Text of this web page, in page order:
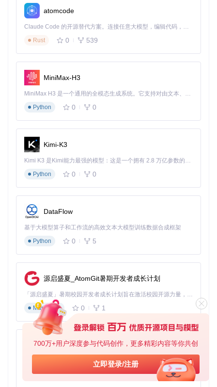
700万+用户深度参与代码创作，更多精彩内容等你共创
立即登录/注册
深
度
控
控件树遍
础点击输
面元素
状
态
反
馈
息
无状态反
能验证操作是否成功执
性
耗
中低 低
核心实现代码示例：
def activate_wechat_window ():
"""激活微信窗口并前置显示"""
# 查找微信主窗口句柄(Windows系统中标识窗口的唯一ID)
    hwnd = win32gui.FindWindow(
'WeChatMainWndForPC',
if not hwnd:
    win32gui.SetForegroundWindow(hwnd)
    win32gui.ShowWindow(hwnd, win32con.SW_RESTORE)
调试技巧专栏
控件识别技巧
息，建立控件识别规则库。对于可能变化的控件属性，采
用"多条件组合定位"策略提高稳定性。
⚠️操作时序控制：在模拟点击和输入之间添加适当延迟（通常
300-500ms），避免微信客户端来不及响应导致操作失败。可
根据机器性能动态调整延迟参数。
如何设计高效的多线程群发引擎？
线程池管理就像餐厅服务员调度系统——太少服务员导致顾客
等待，太多则造成资源浪费。WeChat-mass-msg采用动态线
atomcode
Claude Code 的开源替代方案。连接任意大模型，编辑代码，运行命令，自动验证 — 全自动执行。用 Rust 构建，极致性能。 ｜ An open-source alternative to Claude Code. Connect any LLM, edit code, run commands, and verify changes — autonomously. Built in Rust for speed. Get Started
Rust
0 539
MiniMax-H3
MiniMax H3 是一个通用的全模态生成系统。它支持对由文本、图像、视频和音频组成的多模态上下文进行统一理解，并能生成分辨率高达 2K、时长可达 15 秒的带原生立体声音频的视频。得益于面向任务泛化的系统设计，H3 在预训练阶段就已具备广泛的多模态上下文理解与生成能力，能够出色地执行复杂的多模态指令。
Python
0 0
Kimi-K3
Kimi K3 是Kimi能力最强的模型：这是一个拥有 2.8 万亿参数的混合专家（MoE）模型，具备原生视觉理解能力，并支持 100 万 token 的上下文窗口。
Python
0 0
DataFlow
基于大模型算子和工作流的高效文本大模型训练数据合成框架
Python
0 5
源启盛夏_AtomGit暑期开发者成长计划
「源启盛夏」暑期校园开发者成长计划旨在激活校园开源力量，通过积分激励、认证扶持、资源倾斜等形式，引导高校组织和开发者完成「入驻 — 建项目 — 做贡献 — 获认证 — 得资源」的完整闭环。无论你是想带领社团入驻平台的组织者，还是希望用代码贡献证明自己的开发者，都能在这里找到属于你的成长路径。
Markdown
0 1
py-xiaozhi
基于Python的Xiaozhi AI，适用于想要完整Xiaozhi体验而无需拥有专用硬件的用户。
Python
0 1